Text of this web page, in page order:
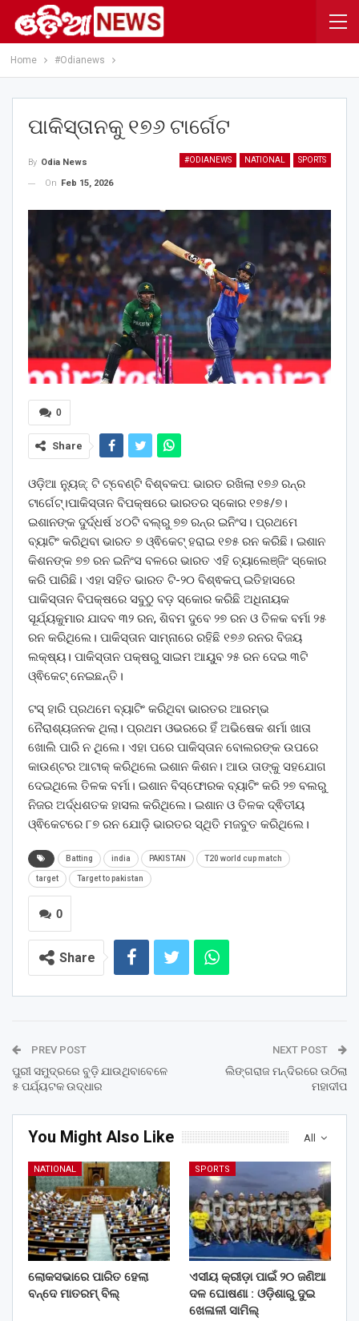
Home #Odianews
ପାକିସ୍ତାନକୁ ୧୭୬ ଟାର୍ଗେଟ
#ODIANEWS NATIONAL SPORTS
By Odia News
On
Feb 15, 2026
0
Share
ଓଡ଼ିଆ ନ୍ୟୁଜ୍: ଟି ଟ୍ବେଣ୍ଟି ବିଶ୍ବକପ: ଭାରତ ରଖିଲା ୧୭୬ ରନ୍‌ର
ଟାର୍ଗେଟ୍।ପାକିସ୍ତାନ ବିପକ୍ଷରେ ଭାରତର ସ୍କୋର ୧୭୫/୭।
ଇଶାନଙ୍କ ଦୁର୍ଦ୍ଧର୍ଷ ୪୦ଟି ବଲ୍‌ରୁ ୭୭ ରନ୍‌ର ଇନିଂସ। ପ୍ରଥମେ
ବ୍ୟାଟିଂ କରିଥିବା ଭାରତ ୭ ଓ୍ଵିକେଟ୍ ହରାଇ ୧୭୫ ରନ କରିଛି। ଇଶାନ
କିଶନଙ୍କ ୭୭ ରନ ଇନିଂସ ବଳରେ ଭାରତ ଏହି ଚ୍ୟାଲେଞ୍ଜିଂ ସ୍କୋର
କରି ପାରିଛି। ଏହା ସହିତ ଭାରତ ଟି-୨୦ ବିଶ୍ଵକପ୍ ଇତିହାସରେ
ପାକିସ୍ତାନ ବିପକ୍ଷରେ ସବୁଠୁ ବଡ଼ ସ୍କୋର କରିଛି ଅଧିନାୟକ
ସୂର୍ଯ୍ୟକୁମାର ଯାଦବ ୩୨ ରନ, ଶିବମ ଦୁବେ ୨୭ ରନ ଓ ତିଳକ ବର୍ମା ୨୫
ରନ କରିଥିଲେ। ପାକିସ୍ତାନ ସାମ୍ନାରେ ରହିଛି ୧୭୬ ରନର ବିଜୟ
ଲକ୍ଷ୍ୟ। ପାକିସ୍ତାନ ପକ୍ଷରୁ ସାଇମ ଆୟୁବ ୨୫ ରନ ଦେଇ ୩ଟି
ଓ୍ଵିକେଟ୍ ନେଇଛନ୍ତି।
ଟସ୍ ହାରି ପ୍ରଥମେ ବ୍ୟାଟିଂ କରିଥିବା ଭାରତର ଆରମ୍ଭ
ନୈରାଶ୍ୟଜନକ ଥିଲା। ପ୍ରଥମ ଓଭରରେ ହିଁ ଅଭିଷେକ ଶର୍ମା ଖାତା
ଖୋଲି ପାରି ନ ଥିଲେ। ଏହା ପରେ ପାକିସ୍ତାନ ବୋଲରଙ୍କ ଉପରେ
କାଉଣ୍ଟର ଆଟାକ୍ କରିଥିଲେ ଇଶାନ କିଶନ। ଆଉ ତାଙ୍କୁ ସହଯୋଗ
ଦେଇଥିଲେ ତିଳକ ବର୍ମା। ଇଶାନ ବିସ୍ଫୋରକ ବ୍ୟାଟିଂ କରି ୨୭ ବଲରୁ
ନିଜର ଅର୍ଦ୍ଧଶତକ ହାସଲ କରିଥିଲେ। ଇଶାନ ଓ ତିଳକ ଦ୍ଵିତୀୟ
ଓ୍ଵିକେଟରେ ୮୭ ରନ ଯୋଡ଼ି ଭାରତର ସ୍ଥିତି ମଜବୁତ କରିଥିଲେ।
Batting india PAKISTAN T20 world cup match
target Target to pakistan
0
Share
PREV POST
ପୁରୀ ସମୁଦ୍ରରେ ବୁଡ଼ି ଯାଉଥିବାବେଳେ
୫ ପର୍ଯ୍ୟଟକ ଉଦ୍ଧାର
NEXT POST
ଲିଙ୍ଗରାଜ ମନ୍ଦିରରେ ଉଠିଲା
ମହାଦୀପ
All
You Might Also Like
NATIONAL
ଲୋକସଭାରେ ପାରିତ ହେଲା
ବନ୍ଦେ ମାତରମ୍‌ ବିଲ୍‌
SPORTS
ଏସୀୟ କ୍ରୀଡ଼ା ପାଇଁ ୨୦ ଜଣିଆ
ଦଳ ଘୋଷଣା : ଓଡ଼ିଶାରୁ ଦୁଇ
ଖେଳାଳୀ ସାମିଲ୍